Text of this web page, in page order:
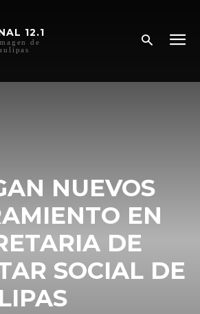
12.1
de
NUEVOS
EN
DE
SOCIAL DE